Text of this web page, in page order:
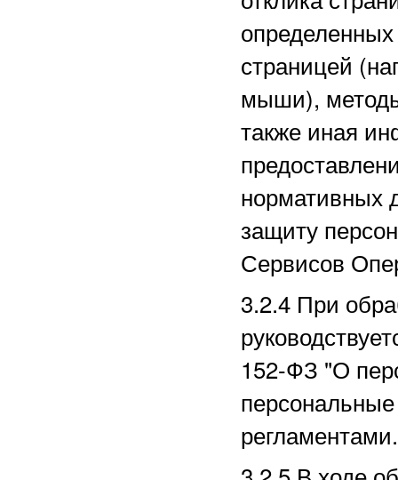
страницей
мыши),
также иная
нормативных
защиту
Сервисов
3.2.4 При
152-ФЗ "О
регламентами.